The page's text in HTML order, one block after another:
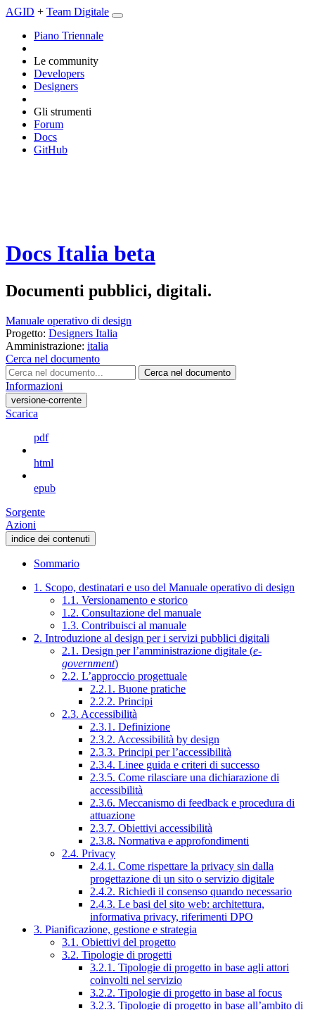
AGID + Team Digitale
Piano Triennale
Le community
Developers
Designers
Gli strumenti
Forum
Docs
GitHub
Docs Italia beta
Documenti pubblici, digitali.
Manuale operativo di design
Progetto: Designers Italia
Amministrazione: italia
Cerca nel documento
Cerca nel documento
Informazioni
versione-corrente
Scarica
pdf
html
epub
Sorgente
Azioni
indice dei contenuti
Sommario
1. Scopo, destinatari e uso del Manuale operativo di design
1.1. Versionamento e storico
1.2. Consultazione del manuale
1.3. Contribuisci al manuale
2. Introduzione al design per i servizi pubblici digitali
2.1. Design per l’amministrazione digitale (e-
government)
2.2. L’approccio progettuale
2.2.1. Buone pratiche
2.2.2. Principi
2.3. Accessibilità
2.3.1. Definizione
2.3.2. Accessibilità by design
2.3.3. Principi per l’accessibilità
2.3.4. Linee guida e criteri di successo
2.3.5. Come rilasciare una dichiarazione di
accessibilità
2.3.6. Meccanismo di feedback e procedura di
attuazione
2.3.7. Obiettivi accessibilità
2.3.8. Normativa e approfondimenti
2.4. Privacy
2.4.1. Come rispettare la privacy sin dalla
progettazione di un sito o servizio digitale
2.4.2. Richiedi il consenso quando necessario
2.4.3. Le basi del sito web: architettura,
informativa privacy, riferimenti DPO
3. Pianificazione, gestione e strategia
3.1. Obiettivi del progetto
3.2. Tipologie di progetti
3.2.1. Tipologie di progetto in base agli attori
coinvolti nel servizio
3.2.2. Tipologie di progetto in base al focus
3.2.3. Tipologie di progetto in base all’ambito di